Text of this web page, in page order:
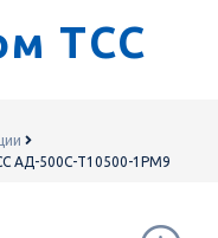
ТСС
АД-500С-Т10500-1РМ9